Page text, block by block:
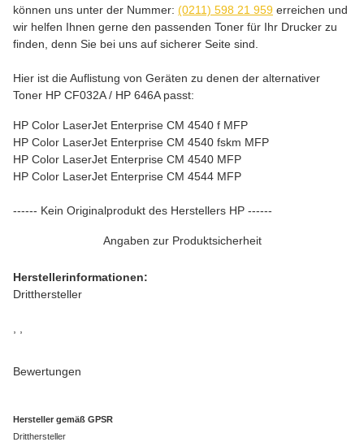
können uns unter der Nummer: (0211) 598 21 959 erreichen und
wir helfen Ihnen gerne den passenden Toner für Ihr Drucker zu
finden, denn Sie bei uns auf sicherer Seite sind.
Hier ist die Auflistung von Geräten zu denen der alternativer
Toner HP CF032A / HP 646A passt:
HP Color LaserJet Enterprise CM 4540 f MFP
HP Color LaserJet Enterprise CM 4540 fskm MFP
HP Color LaserJet Enterprise CM 4540 MFP
HP Color LaserJet Enterprise CM 4544 MFP
------ Kein Originalprodukt des Herstellers HP ------
Angaben zur Produktsicherheit
Herstellerinformationen:
Dritthersteller
Bewertungen
Hersteller gemäß GPSR
Dritthersteller